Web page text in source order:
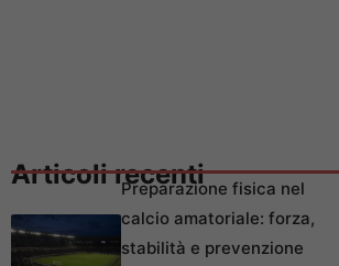
Articoli recentiPreparazione fisica nel
calcio amatoriale: forza,
stabilità e prevenzione